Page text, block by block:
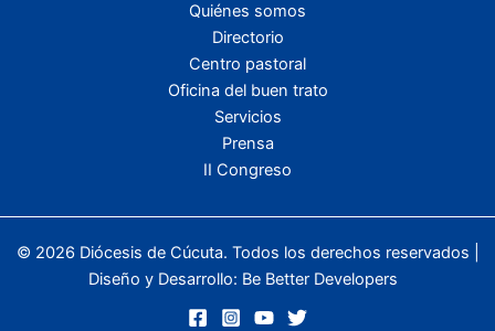
Quiénes somos
Directorio
Centro pastoral
Oficina del buen trato
Servicios
Prensa
II Congreso
© 2026 Diócesis de Cúcuta. Todos los derechos reservados |
Diseño y Desarrollo: Be Better Developers